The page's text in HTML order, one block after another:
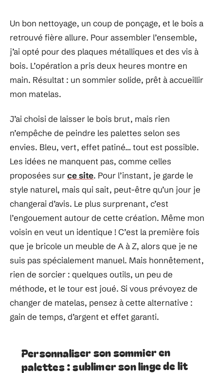
Un bon nettoyage, un coup de ponçage, et le bois a
retrouvé fière allure. Pour assembler l’ensemble,
j’ai opté pour des plaques métalliques et des vis à
bois. L’opération a pris deux heures montre en
main. Résultat : un sommier solide, prêt à accueillir
mon matelas.
J’ai choisi de laisser le bois brut, mais rien
n’empêche de peindre les palettes selon ses
envies. Bleu, vert, effet patiné… tout est possible.
Les idées ne manquent pas, comme celles
proposées surce site. Pour l’instant, je garde le
style naturel, mais qui sait, peut-être qu’un jour je
changerai d’avis. Le plus surprenant, c’est
l’engouement autour de cette création. Même mon
voisin en veut un identique ! C’est la première fois
que je bricole un meuble de A à Z, alors que je ne
suis pas spécialement manuel. Mais honnêtement,
rien de sorcier : quelques outils, un peu de
méthode, et le tour est joué. Si vous prévoyez de
changer de matelas, pensez à cette alternative :
gain de temps, d’argent et effet garanti.
Personnaliser son sommier en
palettes : sublimer son linge de lit